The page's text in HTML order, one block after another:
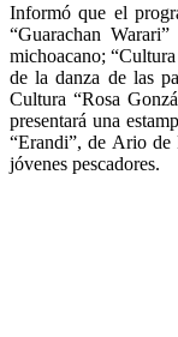
Informó que el
“Guarachan
michoacano;
de la danza de las
Cultura “Rosa
presentará una
“Erandi”, de Ario de
jóvenes pescadores.